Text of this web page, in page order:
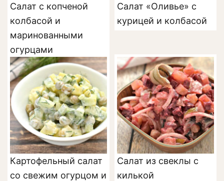
Салат с копченой
колбасой и
маринованными
огурцами
Салат «Оливье» с
курицей и колбасой
Картофельный салат
со свежим огурцом и
Салат из свеклы с
килькой